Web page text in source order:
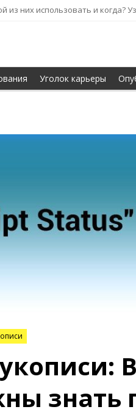
из них использовать и когда?
Уголок карьеры
знать